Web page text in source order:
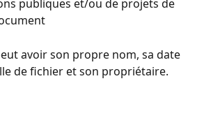
publiques et/ou de projets de
avoir son propre nom, sa date
de fichier et son propriétaire.